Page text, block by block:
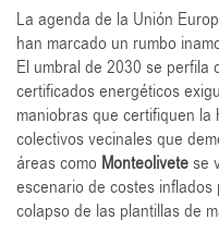
La agenda de la Unión
han marcado un rumbo
El umbral de 2030 se perfila
certificados energéticos
maniobras que certifiquen
colectivos vecinales que
áreas como Monteolivete se
escenario de costes
colapso de las plantillas de